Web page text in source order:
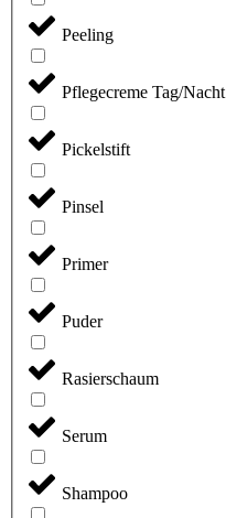
Peeling
Pflegecreme Tag/Nacht
Pickelstift
Pinsel
Primer
Puder
Rasierschaum
Serum
Shampoo